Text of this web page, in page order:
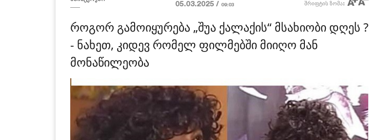
05.03.2025 / 09:03 შრიფტის ზომა:
როგორ გამოიყურება „შუა ქალაქის“ მსახიობი დღეს ?
- ნახეთ, კიდევ რომელ ფილმებში მიიღო მან
მონაწილეობა